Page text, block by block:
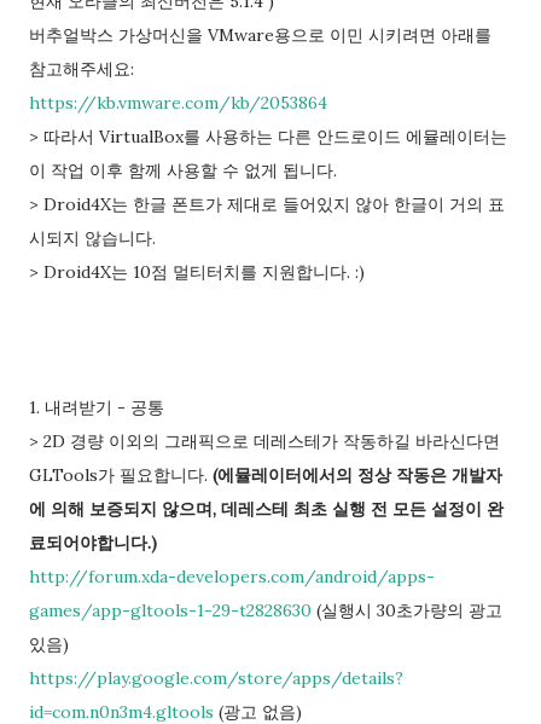
버추얼박스 가상머신을 VMware용으로 이민 시키려면 아래를
참고해주세요:
https://kb.vmware.com/kb/2053864
> 따라서 VirtualBox를 사용하는 다른 안드로이드 에뮬레이터는
이 작업 이후 함께 사용할 수 없게 됩니다.
> Droid4X는 한글 폰트가 제대로 들어있지 않아 한글이 거의 표
시되지 않습니다.
> Droid4X는 10점 멀티터치를 지원합니다. :)
1. 내려받기 - 공통
> 2D 경량 이외의 그래픽으로 데레스테가 작동하길 바라신다면
GLTools가 필요합니다. (에뮬레이터에서의 정상 작동은 개발자
에 의해 보증되지 않으며, 데레스테 최초 실행 전 모든 설정이 완
료되어야합니다.)
http://forum.xda-developers.com/android/apps-
games/app-gltools-1-29-t2828630 (실행시 30초가량의 광고
있음)
https://play.google.com/store/apps/details?
id=com.n0n3m4.gltools (광고 없음)